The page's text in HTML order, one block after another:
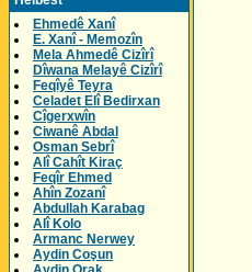
Ehmedê Xanî
E. Xanî - Memozîn
Mela Ahmedê Cizîrî
Dîwana Melayê Cizîrî
Feqîyê Teyra
Celadet Elî Bedirxan
Cîgerxwîn
Ciwanê Abdal
Osman Sebrî
Alî Cahît Kiraç
Feqîr Ehmed
Ahîn Zozanî
Abdullah Karabag
Alî Kolo
Armanc Nerwey
Aydin Coşun